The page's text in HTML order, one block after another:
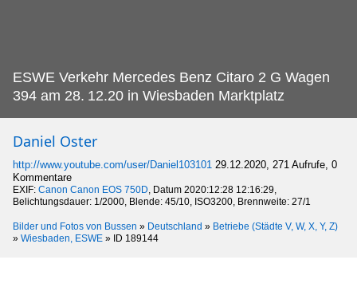
ESWE Verkehr Mercedes Benz Citaro 2 G Wagen
394 am 28. 12.20 in Wiesbaden Marktplatz
Daniel Oster
http://www.youtube.com/user/Daniel103101 29.12.2020, 271 Aufrufe, 0
Kommentare
EXIF: Canon Canon EOS 750D, Datum 2020:12:28 12:16:29,
Belichtungsdauer: 1/2000, Blende: 45/10, ISO3200, Brennweite: 27/1
Bilder und Fotos von Bussen » Deutschland » Betriebe (Städte V, W, X, Y, Z)
» Wiesbaden, ESWE » ID 189144